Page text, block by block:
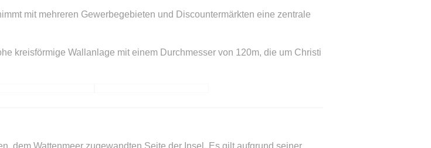
mit mehreren Gewerbegebieten und Discountermärkten eine zentrale
kreisförmige Wallanlage mit einem Durchmesser von 120m, die um Christi
dem Wattenmeer zugewandten Seite der Insel. Es gilt aufgrund seiner